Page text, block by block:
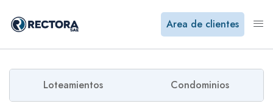
Area de clientes
Loteamientos Condominios